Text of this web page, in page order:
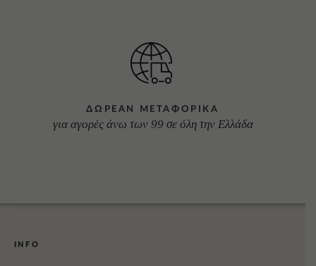
ΔΩΡΕΑΝ ΜΕΤΑΦΟΡΙΚΑ
για αγορές άνω των 99 σε όλη την Ελλάδα
INFO